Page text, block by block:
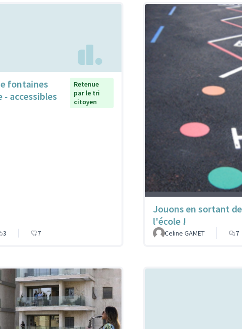
fontaines
accessibles
Retenue
par le tri
citoyen
3 7
Jouons en sortant de
l'école !
Celine GAMET
7